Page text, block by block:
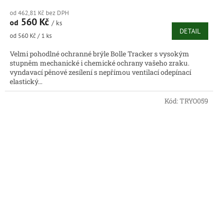
od 462,81 Kč bez DPH
od 560 Kč / ks
Měrná
od 560 Kč / 1 ks
DETAIL
Velmi pohodlné ochranné brýle Bolle Tracker s vysokým
stupněm mechanické i chemické ochrany vašeho zraku.
vyndavací pěnové zesílení s nepřímou ventilací odepínací
elastický...
Kód:TRYO059